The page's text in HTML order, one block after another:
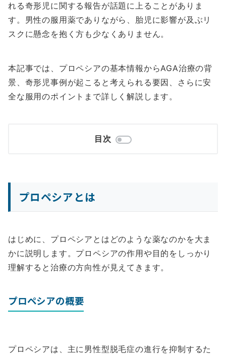
れる奇形児に関する報告が話題に上ることがありま
す。男性の服用薬でありながら、胎児に影響が及ぶリ
スクに懸念を抱く方も少なくありません。
本記事では、プロペシアの基本情報からAGA治療の背
景、奇形児事例が起こると考えられる要因、さらに安
全な服用のポイントまで詳しく解説します。
目次
プロペシアとは
はじめに、プロペシアとはどのような薬なのかを大ま
かに説明します。プロペシアの作用や目的をしっかり
理解すると治療の方向性が見えてきます。
プロペシアの概要
プロペシアは、主に男性型脱毛症の進行を抑制するた